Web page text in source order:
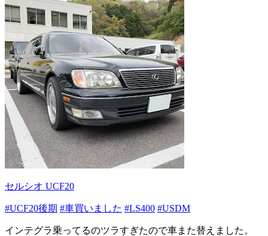
セルシオ UCF20
#UCF20後期 #車買いました #LS400 #USDM
インテグラ乗ってるのツラすぎたので車また替えました。